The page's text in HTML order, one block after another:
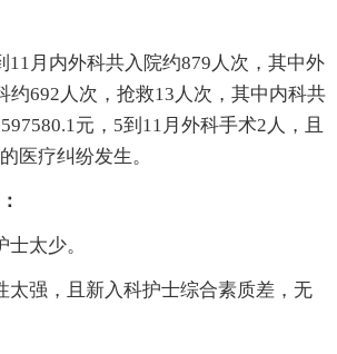
月内外科共入院约879人次，其中外
约692人次，抢救13人次，其中内科共
元，5到11月外科手术2人，且
医疗纠纷发生。
太少。
强，且新入科护士综合素质差，无